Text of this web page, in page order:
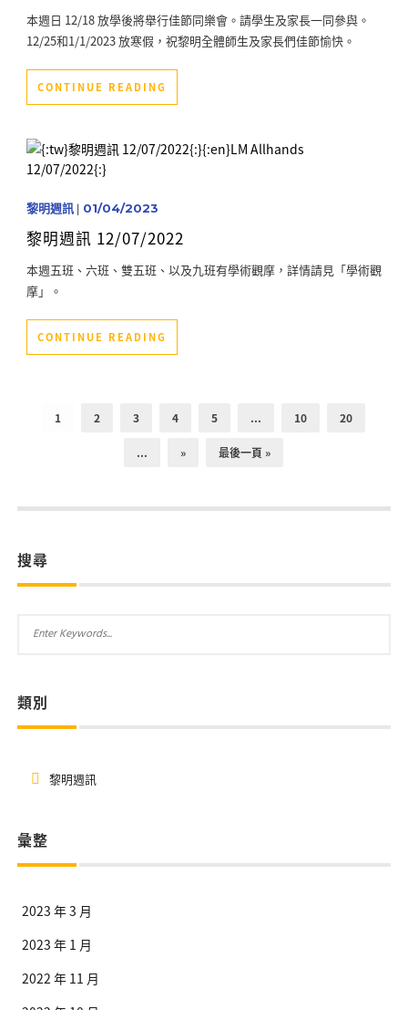
本週日 12/18 放學後將舉行佳節同樂會。請學生及家長一同參與。
12/25和1/1/2023 放寒假，祝黎明全體師生及家長們佳節愉快。
CONTINUE READING
黎明週訊| 01/04/2023
黎明週訊 12/07/2022
本週五班、六班、雙五班、以及九班有學術觀摩，詳情請見「學術觀
摩」。
CONTINUE READING
1 2 3 4 5 ... 10 20
... » 最後一頁 »
搜尋
類別
黎明週訊
彙整
2023 年 3 月
2023 年 1 月
2022 年 11 月